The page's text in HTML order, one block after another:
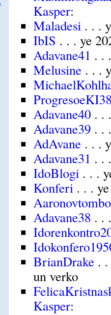
Kasper:
Maladesi. . .
IbIS . . . ye
Adavane41 . .
Melusine . . .
Adavane40. .
Adavane39. .
AdAvane . . .
Adavane31 . .
IdoBlogi. . .
Konferi. . . ye
Aaronovtombo
Adavane38 . .
BrianDrake .
un verko
Kasper: